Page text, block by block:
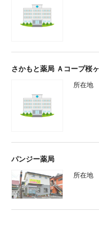
さかもと薬局 Ａコープ桜
所在地
パンジー薬局
所在地